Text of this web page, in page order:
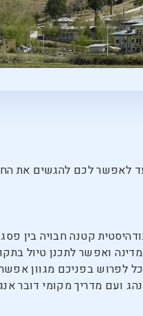
לאפשר לכם להגשים את
קטנה חבויה בין
ואפשר לתכנן טיול
לפרוש בפניכם מגוון
ועם מדריך מקומי דובר